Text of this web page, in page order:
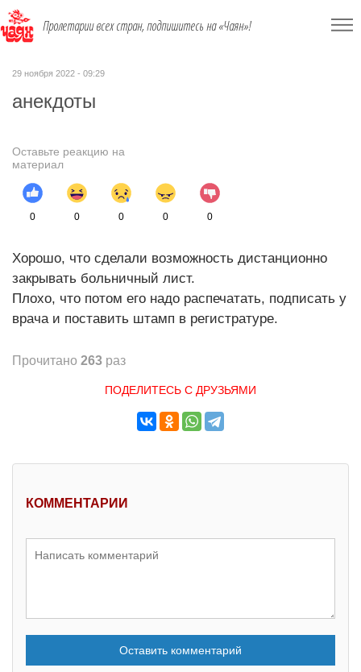
Пролетарии всех стран, подпишитесь на «Чаян»!
29 ноября 2022 - 09:29
анекдоты
Оставьте реакцию на
материал
0 0 0 0 0
Хорошо, что сделали возможность дистанционно
закрывать больничный лист.
Плохо, что потом его надо распечатать, подписать у
врача и поставить штамп в регистратуре.
Прочитано 263 раз
ПОДЕЛИТЕСЬ С ДРУЗЬЯМИ
КОММЕНТАРИИ
Оставить комментарий